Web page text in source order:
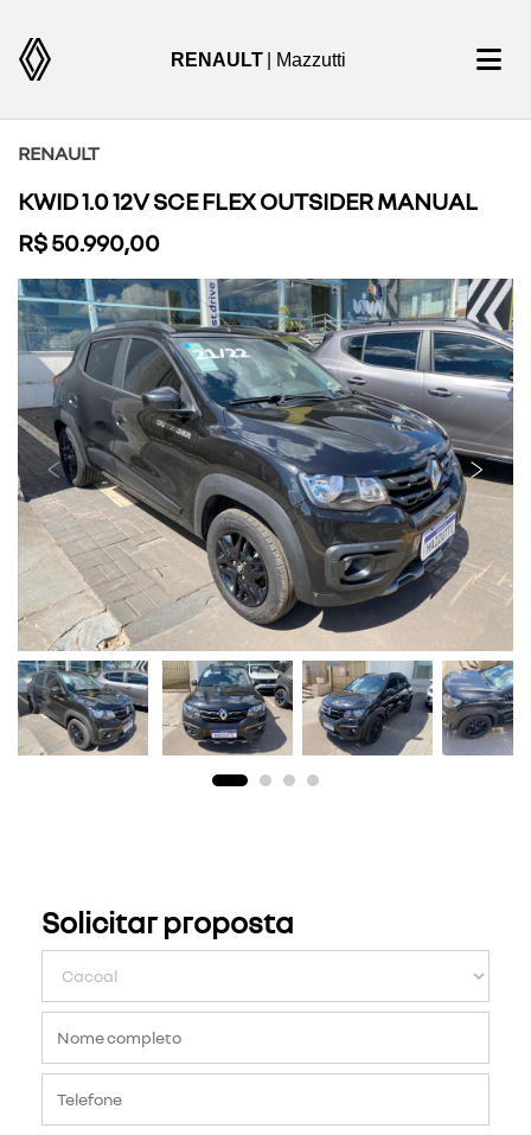
RENAULT | Mazzutti
RENAULT
KWID 1.0 12V SCE FLEX OUTSIDER MANUAL
R$ 50.990,00
Previous Next
Solicitar proposta